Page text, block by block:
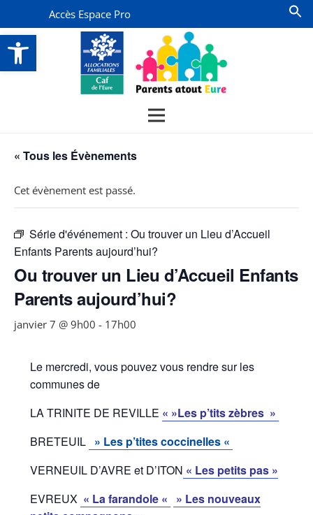
Ouvrir la barre d’outils
Accès Espace Pro
« Tous les Évènements
Cet évènement est passé.
Série d'événement : Ou trouver un Lieu d’Accueil
Enfants Parents aujourd’hui?
Ou trouver un Lieu d’Accueil Enfants
Parents aujourd’hui?
janvier 7 @ 9h00 - 17h00
Le mercredi, vous pouvez vous rendre sur les
communes de
LA TRINITE DE REVILLE « »Les p’tits zèbres »
BRETEUIL » Les p’tites coccinelles «
VERNEUIL D’AVRE et D’ITON « Les petits pas »
EVREUX « La farandole «
» Les nouveaux